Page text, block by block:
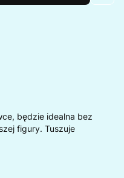
będzie idealna bez
figury. Tuszuje